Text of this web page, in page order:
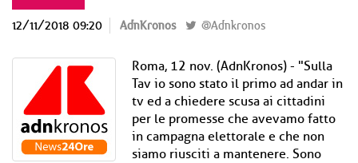
12/11/2018 09:20 AdnKronos @Adnkronos
Roma, 12 nov. (AdnKronos) - "Sulla
Tav io sono stato il primo ad andar in
tv ed a chiedere scusa ai cittadini
per le promesse che avevamo fatto
in campagna elettorale e che non
siamo riusciti a mantenere. Sono